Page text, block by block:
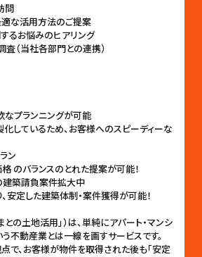
問
な活用方法のご提案
るお悩みのヒアリング
査（当社各部門との連携）
なプランニングが可能
しているため、お客様へのスピーディーな
ン
のバランスのとれた提案が可能！
建築請負案件拡大中
安定した建築体制・案件獲得が可能！
の土地活用」）は、単純にアパート・マンシ
う不動産業とは一線を画すサービスです。
で、お客様が物件を取得された後も「安定